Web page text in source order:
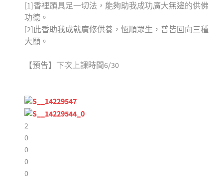
[1]香裡頭具足一切法，能夠助我成功廣大無邊的供佛
功德。
[2]此香助我成就廣修供養，恆順眾生，普皆回向三種
大願。
【預告】下次上課時間6/30
2
0
0
0
0